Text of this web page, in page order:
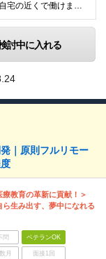
全国の各営業所で募集中！自宅の近くで働けます。 ※住所は一部の営業所のみ載せています ★詳細は以下のリンクをご覧ください https://www.fujiyakuhin.co.jp/shop/eig
討中に入れる
｜原則フルリモー
教育の革新に貢献！＞
生み出す、夢中になれる
問 ベテランOK
月 面接1回